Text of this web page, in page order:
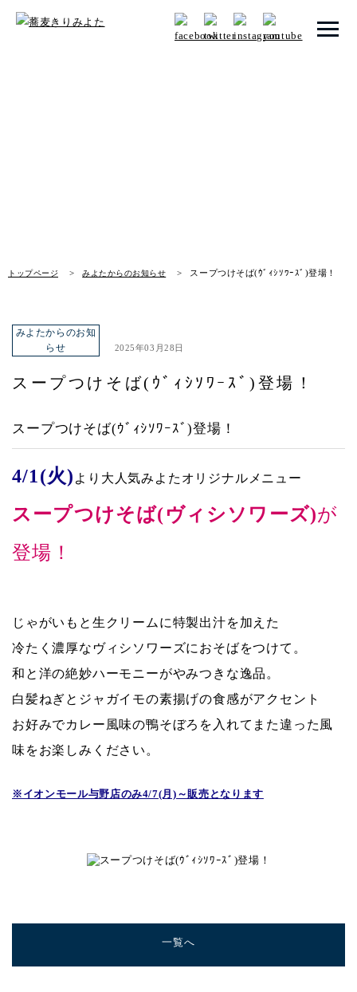
トップページ みよたからのお知らせ スープつけそば(ｳﾞｨｼｿﾜｰｽﾞ)登場！
みよたからのお知
らせ
2025年03月28日
スープつけそば(ｳﾞｨｼｿﾜｰｽﾞ)登場！
スープつけそば(ｳﾞｨｼｿﾜｰｽﾞ)登場！
4/1(火) よ り大人気みよたオリジナルメニュー
スープつけそば(ヴィシソワーズ)が
登場！
じゃがいもと生クリームに特製出汁を加えた
冷たく濃厚なヴィシソワーズにおそばをつけて。
和と洋の絶妙ハーモニーがやみつきな逸品。
白髪ねぎとジャガイモの素揚げの食感がアクセント
お好みでカレー風味の鴨そぼろを入れてまた違った風
味をお楽しみください。
※イオンモール与野店のみ4/7(月)～販売となります
一覧へ